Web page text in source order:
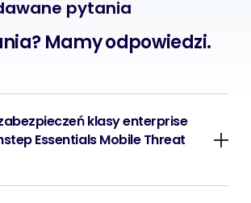
pytania
Mamy odpowiedzi.
klasy enterprise
Essentials Mobile Threat